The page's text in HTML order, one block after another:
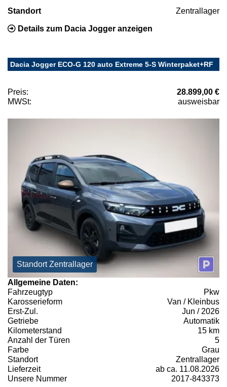
Standort Zentrallager
Details zum Dacia Jogger anzeigen
Dacia Jogger ECO-G 120 auto Extreme 5-S Winterpaket+RF
Preis:
28.899,00 €
MWSt:
ausweisbar
Standort Zentrallager
Allgemeine Daten:
Fahrzeugtyp
Pkw
Karosserieform
Van / Kleinbus
Erst-Zul.
Jun / 2026
Getriebe
Automatik
Kilometerstand
15 km
Anzahl der Türen
5
Farbe
Grau
Standort
Zentrallager
Lieferzeit
ab ca. 11.08.2026
Unsere Nummer
2017-843373